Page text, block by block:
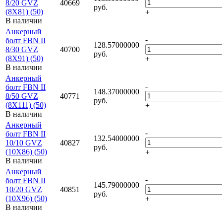
8/20 GVZ
(8X81) (50)
В наличии
40669
руб.
+
Анкерный
болт FBN II
8/30 GVZ
(8X91) (50)
В наличии
40700
128.57000000
руб.
-
+
Анкерный
болт FBN II
8/50 GVZ
(8X111) (50)
В наличии
40771
148.37000000
руб.
-
+
Анкерный
болт FBN II
10/10 GVZ
(10X86) (50)
В наличии
40827
132.54000000
руб.
-
+
Анкерный
болт FBN II
10/20 GVZ
(10X96) (50)
В наличии
40851
145.79000000
руб.
-
+